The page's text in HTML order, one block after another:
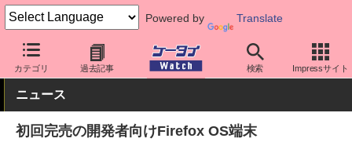
Powered by Translate
カテゴリ 過去記事 検索 Impressサイト
ケータイ Watch 格安スマホ/格安SIM 格安スマホ/SIMフリースマ
ニュース
初回完売の開発者向けFirefox OS端末